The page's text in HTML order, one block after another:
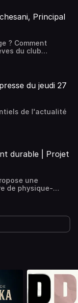
Principal
? Comment
du club
principal
exclusive.
du jeudi 27
de l'actualité
durable | Projet
une
de physique-